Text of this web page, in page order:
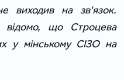
виходив на зв'язок.
що Строцева
у мінському СІЗО на